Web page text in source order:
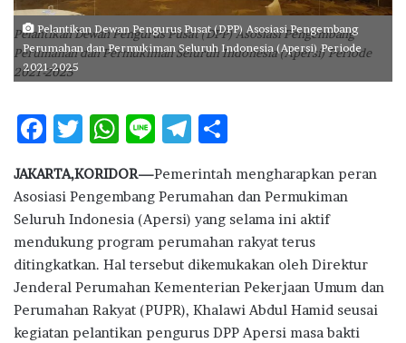
l
Pelantikan Dewan Pengurus Pusat (DPP) Asosiasi Pengembang
Perumahan dan Permukiman Seluruh Indonesia (Apersi) Periode
2021-2025
Pelantikan Dewan Pengurus Pusat (DPP) Asosiasi Pengembang
Perumahan dan Permukiman Seluruh Indonesia (Apersi) Periode
2021-2025
F
e
b
o
o
k
T
it
te
r
W
at
s
A
p
p
Li
e
T
e
g
ra
m
ar
e
JAKARTA,KORIDOR—Pemerintah mengharapkan peran
Asosiasi Pengembang Perumahan dan Permukiman
Seluruh Indonesia (Apersi) yang selama ini aktif
mendukung program perumahan rakyat terus
ditingkatkan. Hal tersebut dikemukakan oleh Direktur
Jenderal Perumahan Kementerian Pekerjaan Umum dan
Perumahan Rakyat (PUPR), Khalawi Abdul Hamid seusai
kegiatan pelantikan pengurus DPP Apersi masa bakti